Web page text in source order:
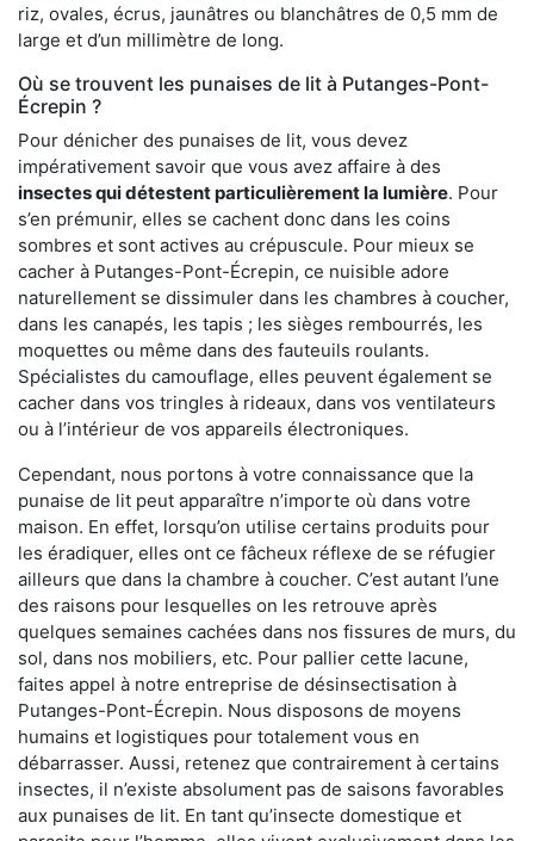
riz, ovales, écrus, jaunâtres ou blanchâtres de 0,5 mm de
large et d’un millimètre de long.
Où se trouvent les punaises de lit à Putanges-Pont-
Écrepin ?
Pour dénicher des punaises de lit, vous devez
impérativement savoir que vous avez affaire à des
insectes qui détestent particulièrement la lumière. Pour
s’en prémunir, elles se cachent donc dans les coins
sombres et sont actives au crépuscule. Pour mieux se
cacher à Putanges-Pont-Écrepin, ce nuisible adore
naturellement se dissimuler dans les chambres à coucher,
dans les canapés, les tapis ; les sièges rembourrés, les
moquettes ou même dans des fauteuils roulants.
Spécialistes du camouflage, elles peuvent également se
cacher dans vos tringles à rideaux, dans vos ventilateurs
ou à l’intérieur de vos appareils électroniques.
Cependant, nous portons à votre connaissance que la
punaise de lit peut apparaître n’importe où dans votre
maison. En effet, lorsqu’on utilise certains produits pour
les éradiquer, elles ont ce fâcheux réflexe de se réfugier
ailleurs que dans la chambre à coucher. C’est autant l’une
des raisons pour lesquelles on les retrouve après
quelques semaines cachées dans nos fissures de murs, du
sol, dans nos mobiliers, etc. Pour pallier cette lacune,
faites appel à notre entreprise de désinsectisation à
Putanges-Pont-Écrepin. Nous disposons de moyens
humains et logistiques pour totalement vous en
débarrasser. Aussi, retenez que contrairement à certains
insectes, il n’existe absolument pas de saisons favorables
aux punaises de lit. En tant qu’insecte domestique et